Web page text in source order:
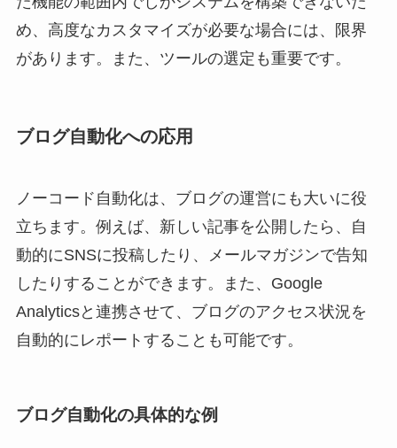
め、高度なカスタマイズが必要な場合には、限界
があります。また、ツールの選定も重要です。
ブログ自動化への応用
ノーコード自動化は、ブログの運営にも大いに役
立ちます。例えば、新しい記事を公開したら、自
動的にSNSに投稿したり、メールマガジンで告知
したりすることができます。また、Google
Analyticsと連携させて、ブログのアクセス状況を
自動的にレポートすることも可能です。
ブログ自動化の具体的な例